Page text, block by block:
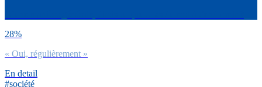
28%
« Oui, régulièrement »
En detail
#société